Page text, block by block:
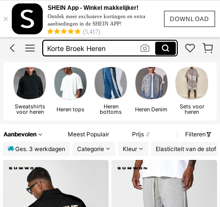
DOWNLOAD
×
SHEIN App - Winkel makkelijker!
Ontdek meer exclusieve kortingen en extra
aanbiedingen in de SHEIN APP!
(5,417)
Zwembroek Heren
Heren Zomer Set
Korte Broek Heren
Long Sleeve
Zwembroek Heren
Sweatshirts
voor heren Heren tops Heren
bottoms Heren Denim Sets voor
heren
Aanbevolen Meest Populair Prijs
Filteren
Ges. 3 werkdagen
Categorie Kleur Elasticiteit van de stof